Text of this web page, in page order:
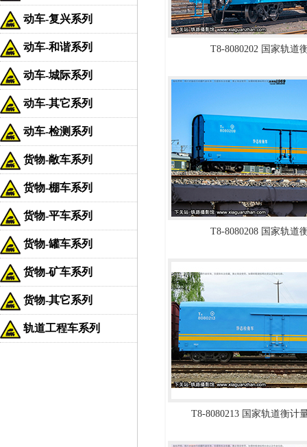
动车-复兴系列
动车-和谐系列
动车-城际系列
动车-其它系列
动车-检测系列
货物-敞车系列
货物-棚车系列
货物-平车系列
货物-罐车系列
货物-矿车系列
货物-其它系列
轨道工程车系列
T8-8080202 国家轨道
T8-8080208 国家轨道
T8-8080213 国家轨道衡计